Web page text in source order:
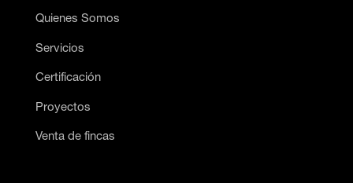
Quienes Somos
Servicios
Certificación
Proyectos
Venta de fincas